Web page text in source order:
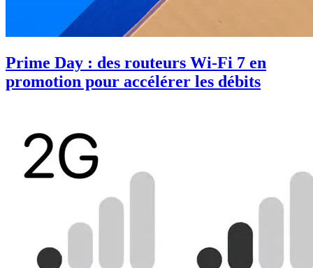
Prime Day : des routeurs Wi-Fi 7 en
promotion pour accélérer les débits